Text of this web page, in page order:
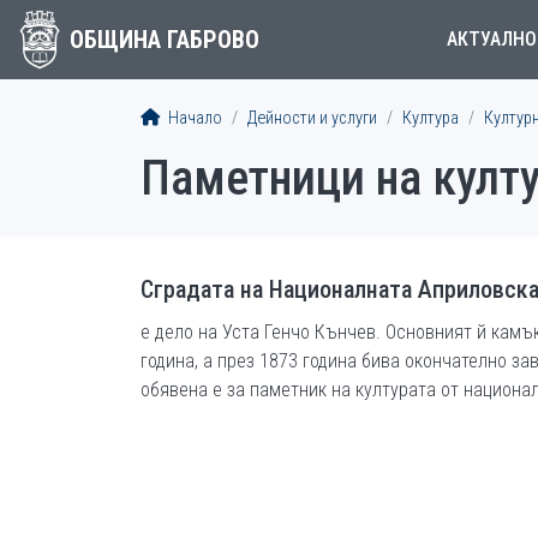
ОБЩИНА ГАБРОВО АКТУАЛНО
Начало Дейности и услуги Култура
Паметници на
Сградата на Националната
е дело на Уста Генчо Кънчев. Основният й
година, а през 1873 година бива окончателно
обявена е за паметник на културата от